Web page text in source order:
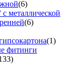
(6)
металлической
(6)
(1)
фитинги